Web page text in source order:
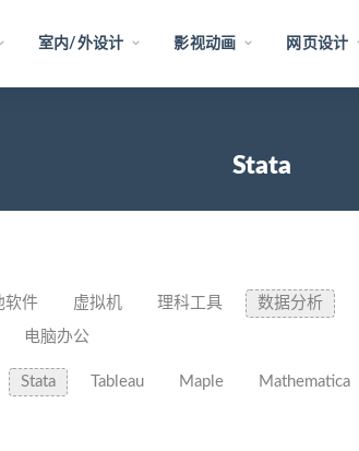
室内/外设计 影视动画 网页设计
Stata
软件 虚拟机 理科工具 数据分析
电脑办公
Stata Tableau Maple Mathematica